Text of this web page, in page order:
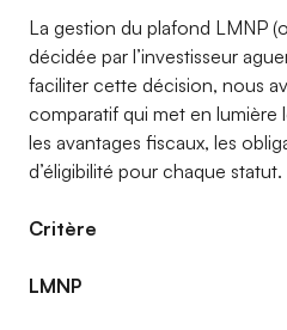
La gestion du plafond LMNP
décidée par l’investisseur
faciliter cette décision, nous
comparatif qui met en lumière
les avantages fiscaux, les
d’éligibilité pour chaque statut.
Critère
LMNP